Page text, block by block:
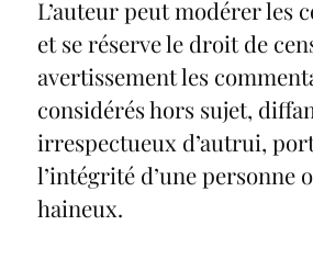
L’auteur peut modérer les
et se réserve le droit de
avertissement les
considérés hors sujet,
irrespectueux d’autrui,
l’intégrité d’une personne
haineux.